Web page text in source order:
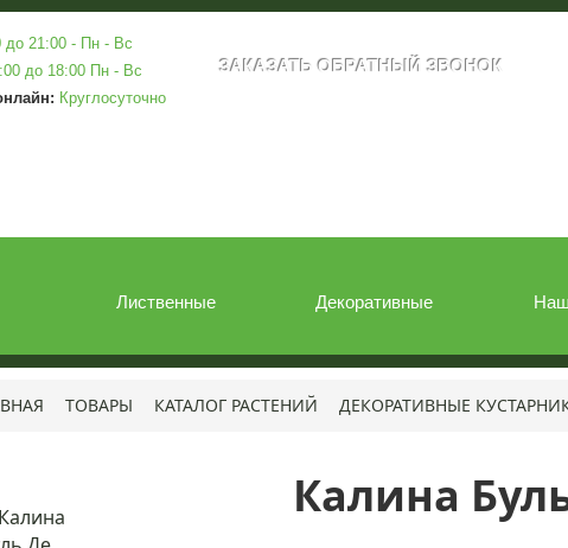
до 21:00 - Пн - Вс
до 18:00 Пн - Вс
Круглосуточно
Лиственные Декоративные
ТОВАРЫ КАТАЛОГ РАСТЕНИЙ ДЕКОРАТИВНЫЕ
Калина